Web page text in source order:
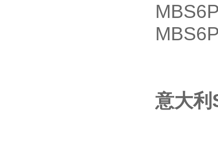
意大